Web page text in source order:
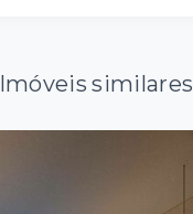
Imóveis similares